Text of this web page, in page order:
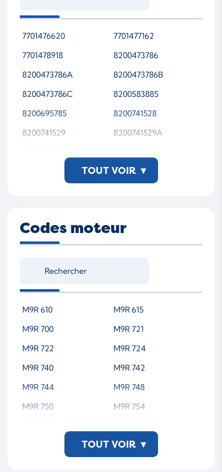
765015-5002S
765015-5004S
765015-5005S
765015-5006S
765015-9006S
7650150001
7650150002
7650150003
7650150004
7650150006
7650155001S
7650155002S
7650155003S
7650159006S
7701476620
7701477162
7701478918
8200473786
8200473786A
8200473786B
8200473786C
8200583885
8200695785
8200741528
8200741529
8200741529A
8201124245
TOUT VOIR ▾
Codes moteur
M9R 610
M9R 615
M9R 700
M9R 721
M9R 722
M9R 724
M9R 740
M9R 742
M9R 744
M9R 748
M9R 750
M9R 754
M9R 763
TOUT VOIR ▾